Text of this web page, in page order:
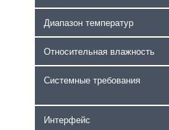
Диапазон температур
Относительная влажность
Системные требования
Интерфейс